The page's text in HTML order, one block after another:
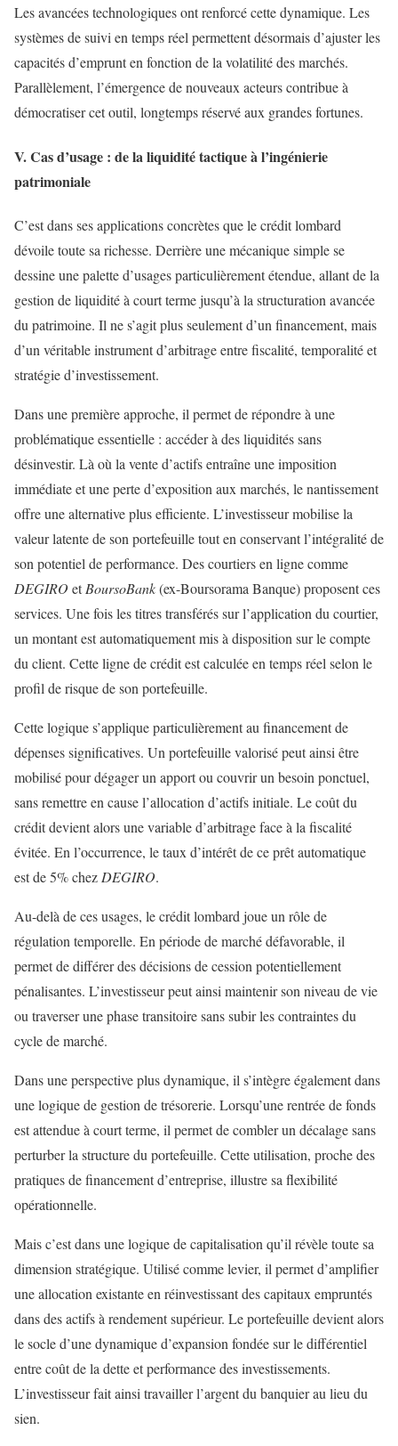
Les avancées technologiques ont renforcé cette dynamique. Les
systèmes de suivi en temps réel permettent désormais d’ajuster les
capacités d’emprunt en fonction de la volatilité des marchés.
Parallèlement, l’émergence de nouveaux acteurs contribue à
démocratiser cet outil, longtemps réservé aux grandes fortunes.
V. Cas d’usage : de la liquidité tactique à l’ingénierie
patrimoniale
C’est dans ses applications concrètes que le crédit lombard
dévoile toute sa richesse. Derrière une mécanique simple se
dessine une palette d’usages particulièrement étendue, allant de la
gestion de liquidité à court terme jusqu’à la structuration avancée
du patrimoine. Il ne s’agit plus seulement d’un financement, mais
d’un véritable instrument d’arbitrage entre fiscalité, temporalité et
stratégie d’investissement.
Dans une première approche, il permet de répondre à une
problématique essentielle : accéder à des liquidités sans
désinvestir. Là où la vente d’actifs entraîne une imposition
immédiate et une perte d’exposition aux marchés, le nantissement
offre une alternative plus efficiente. L’investisseur mobilise la
valeur latente de son portefeuille tout en conservant l’intégralité de
son potentiel de performance. Des courtiers en ligne comme
DEGIROetBoursoBank(ex-Boursorama Banque) proposent ces
services. Une fois les titres transférés sur l’application du courtier,
un montant est automatiquement mis à disposition sur le compte
du client. Cette ligne de crédit est calculée en temps réel selon le
profil de risque de son portefeuille.
Cette logique s’applique particulièrement au financement de
dépenses significatives. Un portefeuille valorisé peut ainsi être
mobilisé pour dégager un apport ou couvrir un besoin ponctuel,
sans remettre en cause l’allocation d’actifs initiale. Le coût du
crédit devient alors une variable d’arbitrage face à la fiscalité
évitée. En l’occurrence, le taux d’intérêt de ce prêt automatique
est de 5% chez DEGIRO.
Au-delà de ces usages, le crédit lombard joue un rôle de
régulation temporelle. En période de marché défavorable, il
permet de différer des décisions de cession potentiellement
pénalisantes. L’investisseur peut ainsi maintenir son niveau de vie
ou traverser une phase transitoire sans subir les contraintes du
cycle de marché.
Dans une perspective plus dynamique, il s’intègre également dans
une logique de gestion de trésorerie. Lorsqu’une rentrée de fonds
est attendue à court terme, il permet de combler un décalage sans
perturber la structure du portefeuille. Cette utilisation, proche des
pratiques de financement d’entreprise, illustre sa flexibilité
opérationnelle.
Mais c’est dans une logique de capitalisation qu’il révèle toute sa
dimension stratégique. Utilisé comme levier, il permet d’amplifier
une allocation existante en réinvestissant des capitaux empruntés
dans des actifs à rendement supérieur. Le portefeuille devient alors
le socle d’une dynamique d’expansion fondée sur le différentiel
entre coût de la dette et performance des investissements.
L’investisseur fait ainsi travailler l’argent du banquier au lieu du
sien.